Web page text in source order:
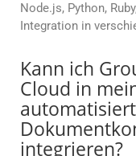
Node.js, Python,
Integration in
Kann ich
Cloud in
integrieren?